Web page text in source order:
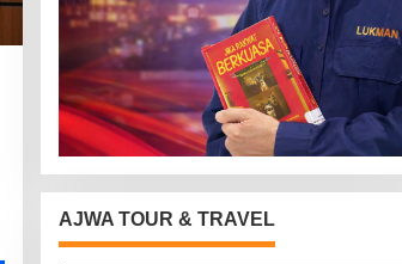
AJWA TOUR & TRAVEL